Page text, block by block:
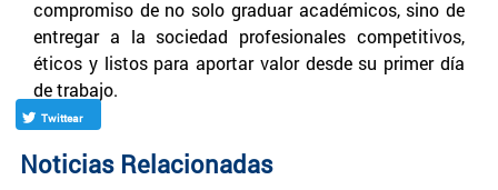
compromiso de no solo graduar académicos, sino de
entregar a la sociedad profesionales competitivos,
éticos y listos para aportar valor desde su primer día
de trabajo.
Twittear
Noticias Relacionadas